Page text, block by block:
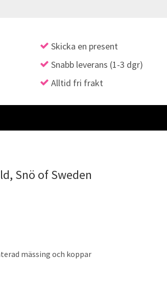
Skicka en present
Snabb leverans (1-3 dgr)
Alltid fri frakt
Snö of Sweden
mässing och koppar